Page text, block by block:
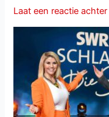
Laat een reactie achter